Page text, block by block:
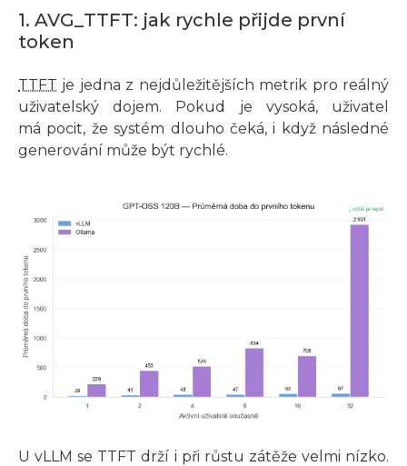
1. AVG_TTFT: jak rychle přijde první
token
TTFT je jedna z nejdůležitějších metrik pro reálný
uživatelský dojem. Pokud je vysoká, uživatel
má pocit, že systém dlouho čeká, i když následné
generování může být rychlé.
U vLLM se TTFT drží i při růstu zátěže velmi nízko.